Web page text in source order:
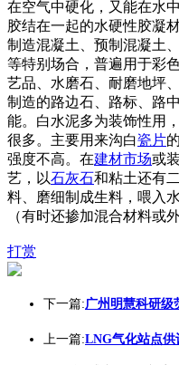
在空气中硬化，又能在水
胶结在一起的水硬性胶凝
制造混凝土、预制混凝土
等特别场合，普遍用于彩
艺品、水磨石、耐磨地坪、
制造的路边石、路标、路
能。白水泥多为装饰性用
很多。主要用来沟白瓷片
强度不高。在建材市场或
艺，以石灰石和粘土还有
料、磨细制成生料，喂入
（有时还掺加混合材料或
打赏
下一篇:广州明慧科研级
上一篇:LNG气化站点供